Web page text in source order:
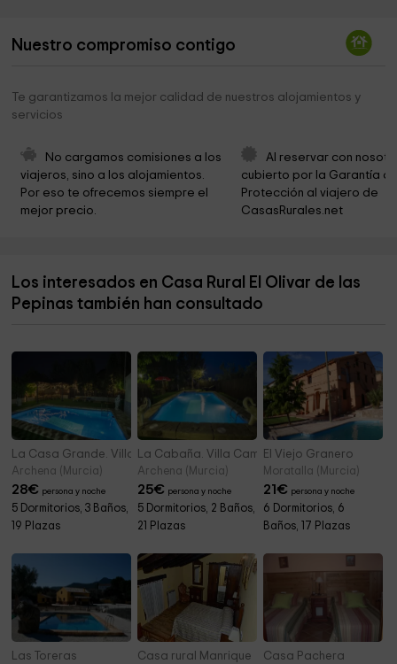
Iglesia de la Purísima 0,5 km
CEY - Centro Excursionista Yecla 0,5 km
Iglesia de San Francisco 0,6 km
0,6 km
Ermita de San Roque
Nuestro compromiso contigo
Te garantizamos la mejor calidad de nuestros alojamientos y
servicios
No cargamos comisiones a los
viajeros, sino a los alojamientos.
Por eso te ofrecemos siempre el
mejor precio.
Al reservar con
cubierto por la Garantía
Protección al viajero de
CasasRurales.net
Los interesados en Casa Rural El Olivar de las
Pepinas también han consultado
La Casa Grande. Villa Campillo
Archena (Murcia)
28€ persona y noche
5 Dormitorios, 3 Baños,
19 Plazas
La Cabaña. Villa Campillo
Archena (Murcia)
25€ persona y noche
5 Dormitorios, 2 Baños,
21 Plazas
El Viejo Granero
Moratalla (Murcia)
21€ persona y noche
6 Dormitorios, 6
Baños, 17 Plazas
Las Toreras Casa rural Manrique Casa Pachera